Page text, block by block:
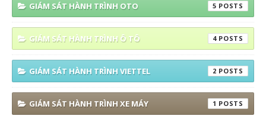
GIÁM SÁT HÀNH TRÌNH OTO 5
GIÁM SÁT HÀNH TRÌNH Ô TÔ 4
GIÁM SÁT HÀNH TRÌNH VIETTEL 2
GIÁM SÁT HÀNH TRÌNH XE MÁY 1